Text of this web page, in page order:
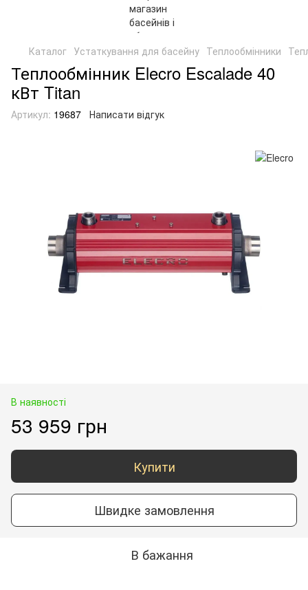
Каталог Устаткування для басейну Теплообмінники
Теплообмінник Elecro Escalade 40
кВт Titan
Артикул: 19687 Написати відгук
В наявності
53 959 грн
Купити
Швидке замовлення
В бажання